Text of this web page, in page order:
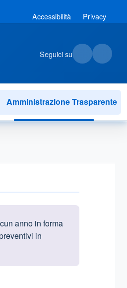
Accessibilità Privacy
Seguici su
Amministrazione Trasparente
anno in forma
in